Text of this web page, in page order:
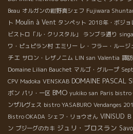
Beau オルガンの紺野真シェフ Fujiwara
ト Moulin à Vent タンペット 2018年・ボジョ
ビストロ「ル・クリスタル」
ランブラ通り
ワ・ピュピラン村 エミリー レ・フラー・ルージ
チエ サロン・レザノニム LIN san Valentia 諏訪
Domaine Lilian Bauchet マルゴ・グループ
CPV Madoka VENSKAB DOMAINE PASCAL
ボン パリ・一区 BMO yukiko san Paris
ンザルヴェス bistro YASABURO Vendanges
Bistro OKADA シェフ・リョウさん VINISUD
ン ブジーグのカキ ジュリ・ブロスラン